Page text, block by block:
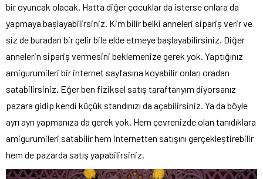
bir oyuncak olacak. Hatta diğer çocuklar da isterse onlara da
yapmaya başlayabilirsiniz. Kim bilir belki anneleri sipariş verir ve
siz de buradan bir gelir bile elde etmeye başlayabilirsiniz. Diğer
annelerin sipariş vermesini beklemenize gerek yok. Yaptığınız
amigurumileri bir internet sayfasına koyabilir onları oradan
satabilirsiniz. Eğer ben fiziksel satış taraftarıyım diyorsanız
pazara gidip kendi küçük standınızı da açabilirsiniz. Ya da böyle
ayrı ayrı yapmanıza da gerek yok. Hem çevrenizde olan tanıdıklara
amigurumileri satabilir hem internetten satışını gerçekleştirebilir
hem de pazarda satış yapabilirsiniz.